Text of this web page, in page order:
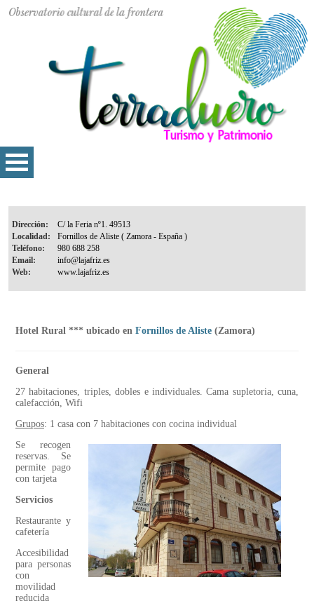
Dirección:
Localidad:
Teléfono:
Email:
Web:
Hotel Rural *** ubicado en Fornillos de Aliste (Zamora)
General
27 habitaciones, triples, dobles e individuales. Cama supletoria, cuna,
calefacción, Wifi
Grupos: 1 casa con 7 habitaciones con cocina individual
Se recogen
reservas. Se
permite pago
con tarjeta
Servicios
Restaurante y
cafetería
Accesibilidad
para personas
con
movilidad
reducida